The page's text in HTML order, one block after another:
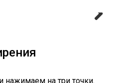
нажимаем на три точки.